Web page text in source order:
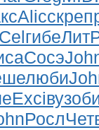
Alicскре
гибе
Сосэ
люби
Exciвузо
Росл